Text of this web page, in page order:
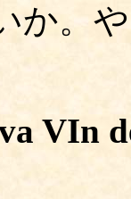
か。
VIn